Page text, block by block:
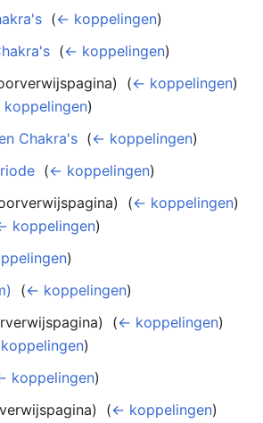
(← koppelingen)
(← koppelingen)
(← koppelingen)
)
Chakra's (← koppelingen)
(← koppelingen)
(← koppelingen)
koppelingen)
)
(← koppelingen)
(← koppelingen)
)
koppelingen)
(← koppelingen)